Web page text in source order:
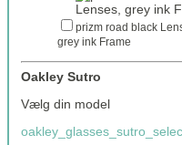
prizm road black
grey ink Frame
Oakley Sutro
Vælg din model